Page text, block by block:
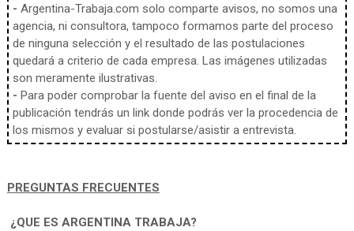
- Argentina-Trabaja.com solo comparte avisos, no somos una
agencia, ni consultora, tampoco formamos parte del proceso
de ninguna selección y el resultado de las postulaciones
quedará a criterio de cada empresa. Las imágenes utilizadas
son meramente ilustrativas.
- Para poder comprobar la fuente del aviso en el final de la
publicación tendrás un link donde podrás ver la procedencia de
los mismos y evaluar si postularse/asistir a entrevista.
PREGUNTAS FRECUENTES
¿QUE ES ARGENTINA TRABAJA?